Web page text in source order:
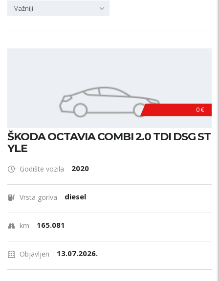
Važniji
0 €
ŠKODA OCTAVIA COMBI 2.0 TDI DSG ST
YLE
Godište vozila 2020
Vrsta goriva diesel
km 165.081
Objavljen 13.07.2026.